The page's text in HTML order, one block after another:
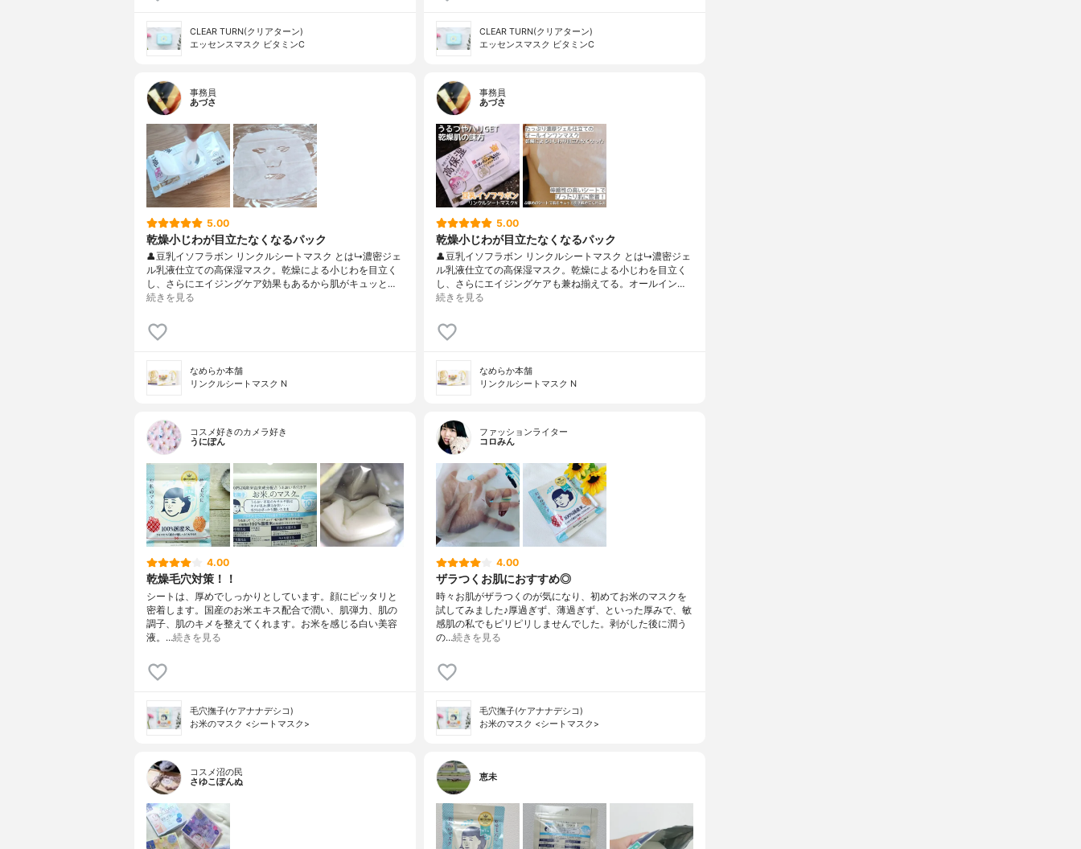
CLEAR TURN(クリアターン)
エッセンスマスク ビタミンC
CLEAR TURN(クリアターン)
エッセンスマスク ビタミンC
事務員
あづさ
5.00
乾燥小じわが目立たなくなるパック
👤豆乳イソフラボン リンクルシートマスク とは↳濃密ジェ
ル乳液仕立ての高保湿マスク。乾燥による小じわを目立く
し、さらにエイジングケア効果もあるから肌がキュッと…
続きを見る
なめらか本舗
リンクルシートマスク N
事務員
あづさ
5.00
乾燥小じわが目立たなくなるパック
👤豆乳イソフラボン リンクルシートマスク とは↳濃密ジェ
ル乳液仕立ての高保湿マスク。乾燥による小じわを目立く
し、さらにエイジングケアも兼ね揃えてる。オールイン…
続きを見る
なめらか本舗
リンクルシートマスク N
コスメ好きのカメラ好き
うにぽん
4.00
乾燥毛穴対策！！
シートは、厚めでしっかりとしています。顔にピッタリと
密着します。国産のお米エキス配合で潤い、肌弾力、肌の
調子、肌のキメを整えてくれます。お米を感じる白い美容
液。…続きを見る
毛穴撫子(ケアナナデシコ)
お米のマスク <シートマスク>
ファッションライター
コロみん
4.00
ザラつくお肌におすすめ◎
時々お肌がザラつくのが気になり、初めてお米のマスクを
試してみました♪厚過ぎず、薄過ぎず、といった厚みで、敏
感肌の私でもピリピリしませんでした。剥がした後に潤う
の…続きを見る
毛穴撫子(ケアナナデシコ)
お米のマスク <シートマスク>
コスメ沼の民
さゆこぽんぬ
恵未